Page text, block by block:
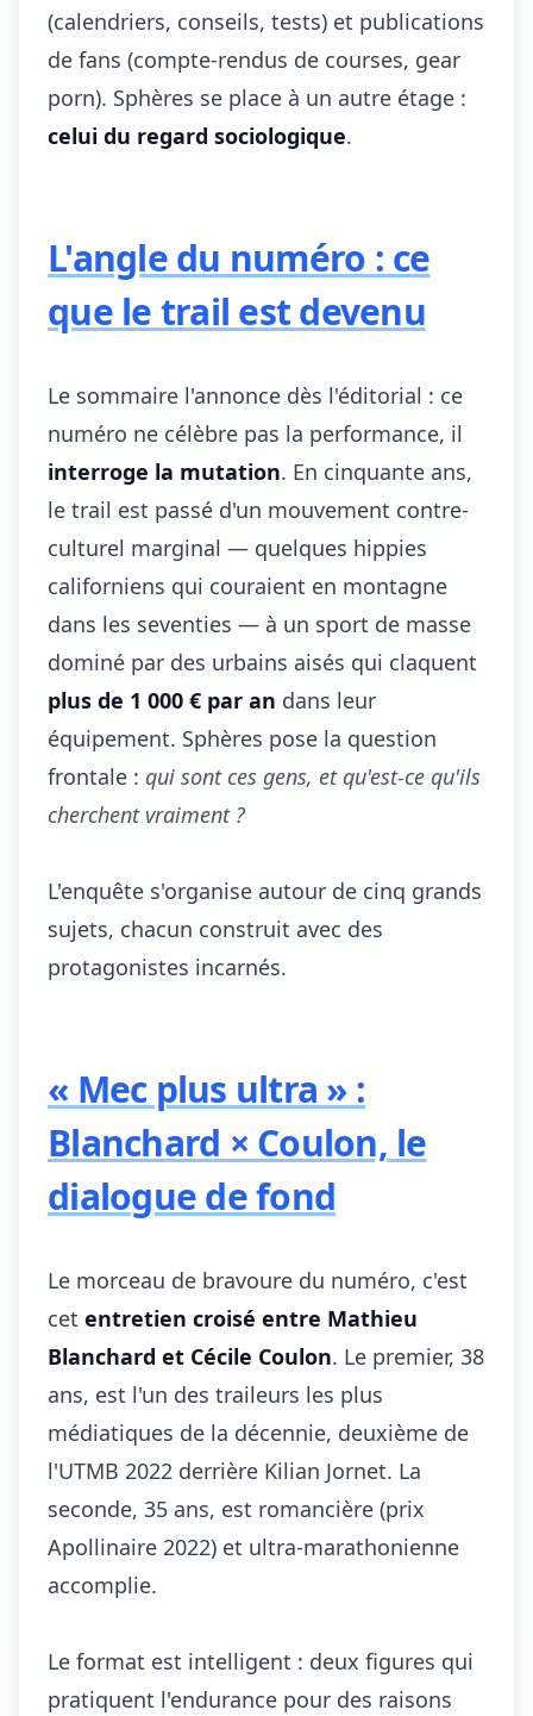
(calendriers, conseils, tests) et publications
de fans (compte-rendus de courses, gear
porn). Sphères se place à un autre étage :
celui du regard sociologique.
L'angle du numéro : ce
que le trail est devenu
Le sommaire l'annonce dès l'éditorial : ce
numéro ne célèbre pas la performance, il
interroge la mutation. En cinquante ans,
le trail est passé d'un mouvement contre-
culturel marginal — quelques hippies
californiens qui couraient en montagne
dans les seventies — à un sport de masse
dominé par des urbains aisés qui claquent
plus de 1 000 € par an dans leur
équipement. Sphères pose la question
frontale : qui sont ces gens, et qu'est-ce qu'ils
cherchent vraiment ?
L'enquête s'organise autour de cinq grands
sujets, chacun construit avec des
protagonistes incarnés.
« Mec plus ultra » :
Blanchard × Coulon, le
dialogue de fond
Le morceau de bravoure du numéro, c'est
cet entretien croisé entre Mathieu
Blanchard et Cécile Coulon. Le premier, 38
ans, est l'un des traileurs les plus
médiatiques de la décennie, deuxième de
l'UTMB 2022 derrière Kilian Jornet. La
seconde, 35 ans, est romancière (prix
Apollinaire 2022) et ultra-marathonienne
accomplie.
Le format est intelligent : deux figures qui
pratiquent l'endurance pour des raisons